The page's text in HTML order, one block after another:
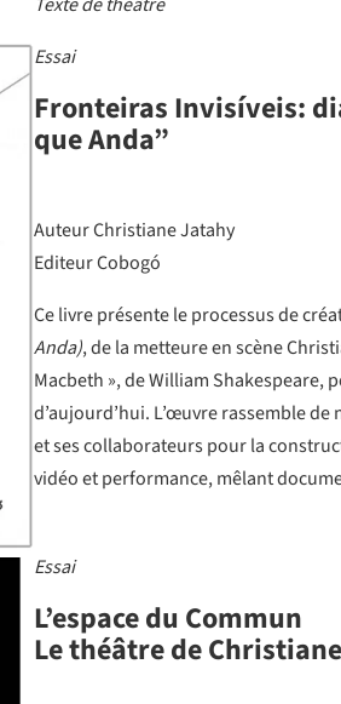
Essai
Fronteiras Invisíveis:
que Anda”
Auteur Christiane Jatahy
Editeur Cobogó
Ce livre présente le processus de
Anda), de la metteure en scène
Macbeth », de William
d’aujourd’hui. L’œuvre rassemble
et ses collaborateurs pour la
vidéo et performance, mêlant
Essai
L’espace du Commun
Le théâtre de